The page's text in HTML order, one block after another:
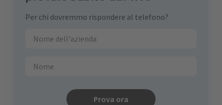
Per chi dovremmo rispondere al telefono?
Prova ora